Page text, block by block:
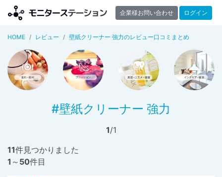
企業様お問い合わせ ログイン
HOME レビュー 壁紙クリーナー 強力のレビュー口コミまとめ
#壁紙クリーナー 強力
1/1
11件見つかりました
1 ～ 50件目